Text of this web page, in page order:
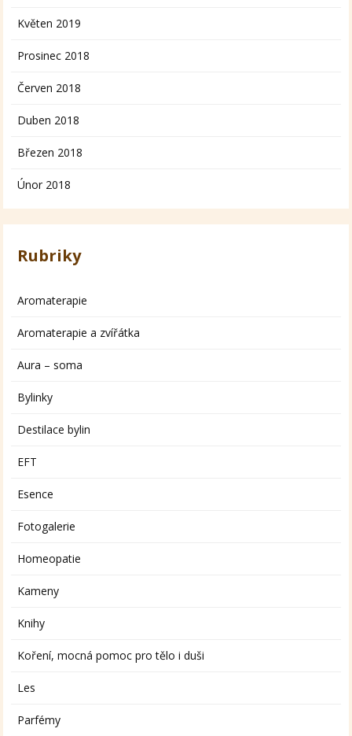
Květen 2019
Prosinec 2018
Červen 2018
Duben 2018
Březen 2018
Únor 2018
Rubriky
Aromaterapie
Aromaterapie a zvířátka
Aura – soma
Bylinky
Destilace bylin
EFT
Esence
Fotogalerie
Homeopatie
Kameny
Knihy
Koření, mocná pomoc pro tělo i duši
Les
Parfémy